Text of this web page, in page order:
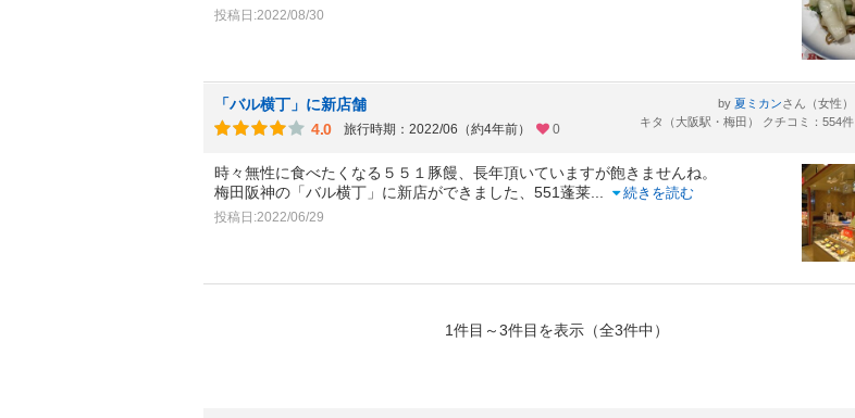
投稿日:2022/08/30
「バル横丁」に新店舗
4.0
旅行時期：2022/06（約4年前） 0
by 夏ミカンさん（女性）
キタ（大阪駅・梅田） クチコミ：554件
時々無性に食べたくなる５５１豚饅、長年頂いていますが飽きませんね。
梅田阪神の「バル横丁」に新店ができました、551蓬莱
続きを読む
投稿日:2022/06/29
1件目～3件目を表示（全3件中）